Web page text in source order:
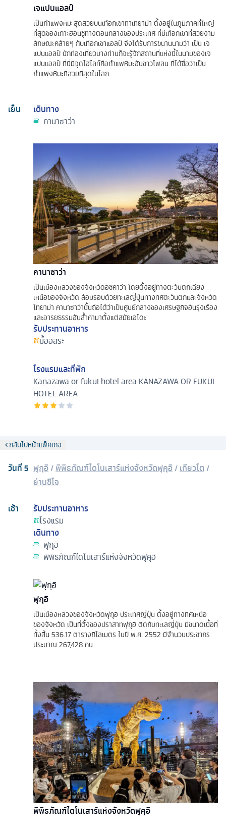
เจแปนแอลป์
เป็นกำแพงหิมะสุดสวยบนเทือกเขาทาเทยาม่า ตั้งอยู่ในภูมิภาคที่ใหญ่
ที่สุดของเกาะฮอนชูทางตอนกลางของประเทศ ที่มีเทือกเขาที่สวยงาม
ลักษณะคล้ายๆ กับเทือกเขาแอลป์ จึงได้รับการขนานนามว่า เป็น เจ
แปนแอลป์ นักท่องเที่ยวบางท่านก็จะรู้จักสถานที่แห่งนี้ในนามของเจ
แปนแอลป์ ที่นี่มีจุดไฮไลท์คือกำแพหิมะอันขาวโพลน ที่ได้ชื่อว่าเป็น
กำแพงหิมะที่สวยที่สุดในโลก
เย็น
เดินทาง
คานาซาว่า
คานาซาว่า
เป็นเมืองหลวงของจังหวัดอิชิคาว่า โดยตั้งอยู่ทางตะวันตกเฉียง
เหนือของจังหวัด ล้อมรอบด้วยทะเลญี่ปุ่นทางทิศตะวันตกและจังหวัด
โทยาม่า คานาซาว่านั้นถือได้ว่าเป็นศูนย์กลางของเศรษฐกิจอันรุ่งเรือง
และอารยธรรมอันลํ้าค่ามาตั้งแต่สมัยเอโดะ
รับประทานอาหาร
มื้ออิสระ
โรงแรมและที่พัก
Kanazawa or fukui hotel area KANAZAWA OR FUKUI
HOTEL AREA
กลับไปหน้าแพ็คเกจ
วันที่5 ฟุกุอิ/พิพิธภัณฑ์ไดโนเสาร์แห่งจังหวัดฟุคุอิ/เกียวโต /
ย่านชิโจ
เช้า
รับประทานอาหาร
โรงแรม
เดินทาง
ฟุกุอิ
พิพิธภัณฑ์ไดโนเสาร์แห่งจังหวัดฟุคุอิ
ฟุกุอิ
เป็นเมืองหลวงของจังหวัดฟุกุอิ ประเทศญี่ปุ่น ตั้งอยู่ทางทิศเหนือ
ของจังหวัด เป็นที่ตั้งของปราสาทฟุกุอิ ติดกับทะเลญี่ปุ่น มีขนาดเนื้อที่
ทั้งสิ้น 536.17 ตารางกิโลเมตร ในปี พ.ศ. 2552 มีจำนวนประชากร
ประมาณ 267,428 คน
พิพิธภัณฑ์ไดโนเสาร์แห่งจังหวัดฟุคุอิ